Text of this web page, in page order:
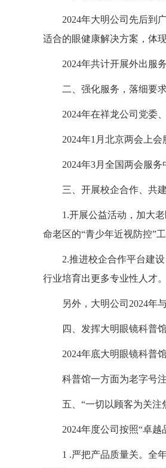
2024年大明公司先后到
适合的眼健康解决方案，体
2024年共计开展外出服
二、强化服务，落细要
2024年在祥龙公司党委
2024年1月北京两会上
2024年3月全国两会服务
三、开展校企合作、共
1.开展公益活动，加大
命老区的“青少年近视防控”
2.推进校企合作平台建
行业培育出更多专业性人才
另外，大明公司2024年
四、发挥大明眼镜科普
2024年底大明眼镜科普
科普馆一方面为老字号
五、“一切以顾客为关注
2024年度公司按照“卓
1 .严把产品质量关。全